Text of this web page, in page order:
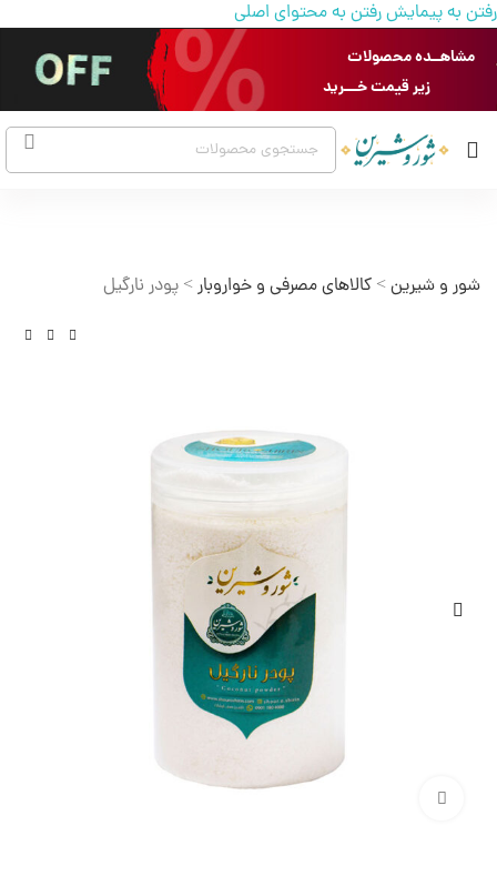
رفتن به پیمایشرفتن به محتوای اصلی
مشاهــده محصولات
زیر قیمت خـــرید
شور و شیرین> کالاهای مصرفی و خواروبار> پودر نارگیل
برای بزرگ‌نمایی کلیک کنید